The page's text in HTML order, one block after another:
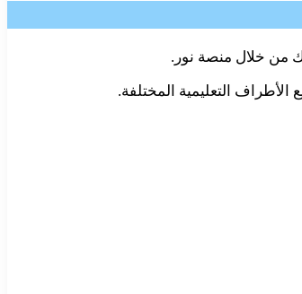
من خلال منصة نور.
التعليمية المختلفة.